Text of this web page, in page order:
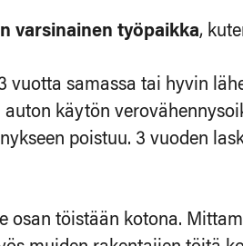
varsinainen työpaikka,
vuotta samassa tai hyvin
käytön
poistuu. 3 vuoden
osan töistään kotona.